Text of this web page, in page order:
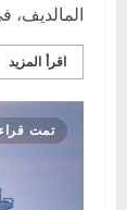
المالديف،
اقرأ المزيد
تمت قراءة 1